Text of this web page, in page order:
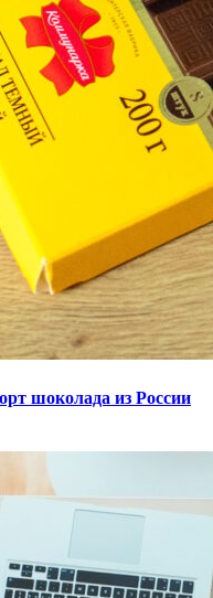
шоколада из России